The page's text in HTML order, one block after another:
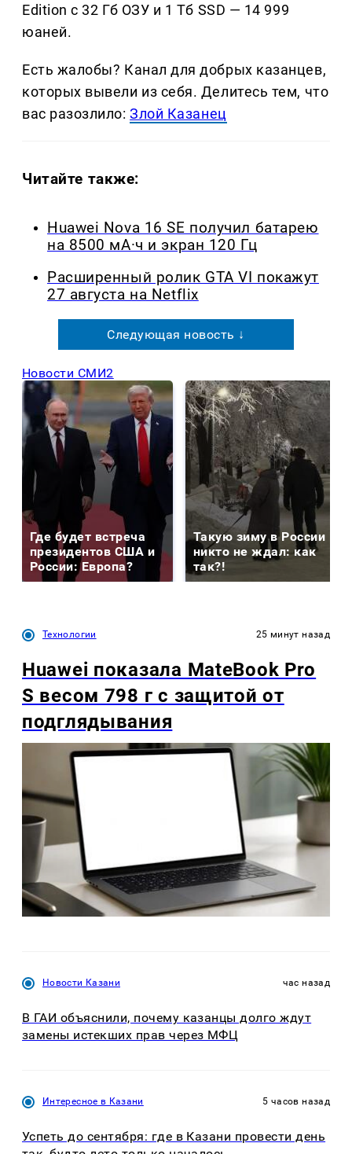
Edition с 32 Гб ОЗУ и 1 Тб SSD — 14 999
юаней.
Есть жалобы? Канал для добрых казанцев,
которых вывели из себя. Делитеcь тем, что
вас разозлило:Злой Казанец
Читайте также:
Huawei Nova 16 SE получил батарею
на 8500 мА·ч и экран 120 Гц
Расширенный ролик GTA VI покажут
27 августа на Netflix
Следующая новость ↓
Новости СМИ2
Где будет встреча
президентов США и
России: Европа?
Такую зиму в России
никто не ждал: как
так?!
Технологии 25 минут назад
Huawei показала MateBook Pro
S весом 798 г с защитой от
подглядывания
Новости Казани час назад
В ГАИ объяснили, почему казанцы долго ждут
замены истекших прав через МФЦ
Интересное в Казани 5 часов назад
Успеть до сентября: где в Казани провести день